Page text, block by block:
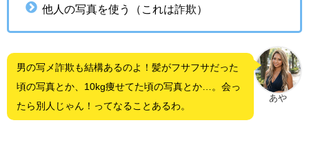
他人の写真を使う（これは詐欺）
あや
男の写メ詐欺も結構あるのよ！髪がフサフサだった
頃の写真とか、10kg痩せてた頃の写真とか…。会っ
たら別人じゃん！ってなることあるわ。